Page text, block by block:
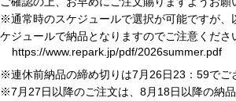
※通常時のスケジュールで選択が可能ですが、
ケジュールで納品となりますのでご注意くださ
https://www.repark.jp/pdf/2026summer.pdf
※連休前納品の締め切りは7月26日23：59でご
※7月27日以降のご注文は、8月18日以降の納